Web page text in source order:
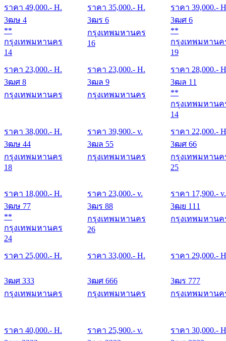
ราคา 49,000.- H. ราคา 35,000.- H. ราคา 39,000.-
3ฒษ 4
**
กรุงเทพมหานคร
14
ราคา 23,000.- H.
3ฒร 6
กรุงเทพมหานคร
16
ราคา 23,000.- H.
3ฒศ 6
**
กรุงเทพมหานค
19
ราคา 28,000.-
3ฒศ 8
กรุงเทพมหานคร
ราคา 38,000.- H.
3ฒล 9
กรุงเทพมหานคร
ราคา 39,900.- v.
3ฒล 11
**
กรุงเทพมหานค
14
ราคา 22,000.-
3ฒษ 44
กรุงเทพมหานคร
18
ราคา 18,000.- H.
3ฒล 55
กรุงเทพมหานคร
ราคา 23,000.- v.
3ฒศ 66
กรุงเทพมหานค
25
ราคา 17,900.- v.
3ฒษ 77
**
กรุงเทพมหานคร
24
ราคา 25,000.- H.
3ฒร 88
กรุงเทพมหานคร
26
ราคา 33,000.- H.
3ฒย 111
กรุงเทพมหานค
ราคา 29,000.-
3ฒศ 333
กรุงเทพมหานคร
ราคา 40,000.- H.
3ฒศ 666
กรุงเทพมหานคร
ราคา 25,900.- v.
3ฒร 777
กรุงเทพมหานค
ราคา 30,000.-